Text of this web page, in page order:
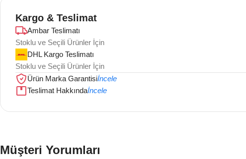
Kargo & Teslimat
Ambar Teslimatı
Stoklu ve Seçili Ürünler İçin
DHL Kargo Teslimatı
Stoklu ve Seçili Ürünler İçin
Ürün Marka Garantisiİncele
Teslimat Hakkındaİncele
Müşteri Yorumları